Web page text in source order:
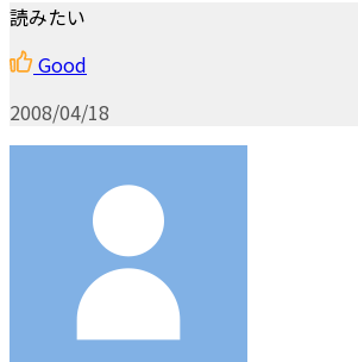
読みたい
Good
2008/04/18